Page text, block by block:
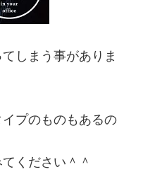
しまう事がありま
プのものもあるの
ください＾＾